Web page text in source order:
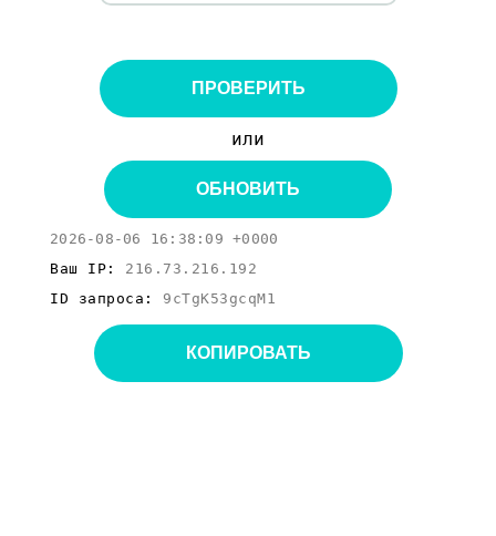
ПРОВЕРИТЬ
или
ОБНОВИТЬ
2026-08-06 16:38:09 +0000
Ваш IP: 216.73.216.192
ID запроса: 9cTgK53gcqM1
КОПИРОВАТЬ